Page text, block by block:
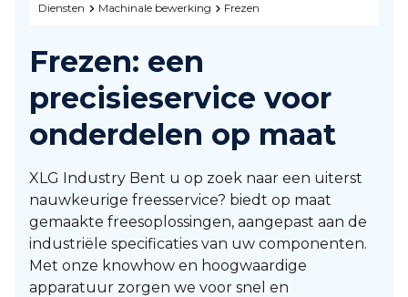
Diensten Machinale bewerking Frezen
Frezen: een
precisieservice voor
onderdelen op maat
XLG Industry Bent u op zoek naar een uiterst
nauwkeurige freesservice? biedt op maat
gemaakte freesoplossingen, aangepast aan de
industriële specificaties van uw componenten.
Met onze knowhow en hoogwaardige
apparatuur zorgen we voor snel en